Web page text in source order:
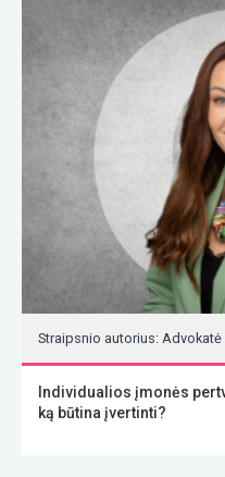
Straipsnio autorius: Advokatė
Individualios įmonės
ką būtina įvertinti?